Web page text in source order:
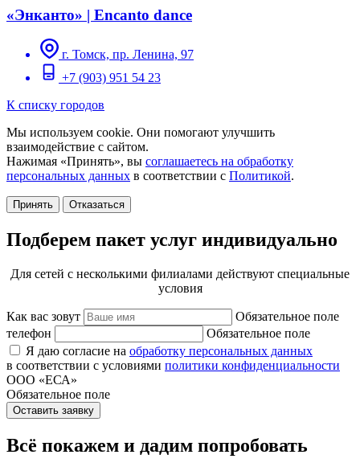
«Энканто» | Encanto dance
г. Томск, пр. Ленина, 97
+7 (903) 951 54 23
К списку городов
Мы используем cookie. Они помогают улучшить
взаимодействие с сайтом.
Нажимая «Принять», вы соглашаетесь на обработку
персональных данных в соответствии с Политикой.
Принять Отказаться
Подберем пакет услуг индивидуально
Для сетей с несколькими филиалами действуют специальные
условия
Как вас зовут
Обязательное поле
телефон
Обязательное поле
Я даю согласие на обработку персональных данных
в соответствии с условиями политики конфиденциальности
ООО «ЕСА»
Обязательное поле
Оставить заявку
Всё покажем и дадим попробовать